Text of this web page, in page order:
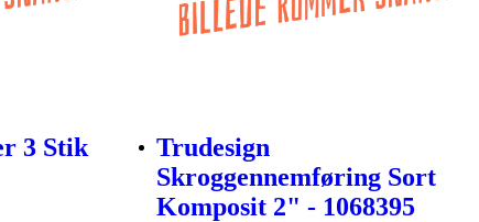
3 Stik
Trudesign
Skroggennemføring Sort
Komposit 2" - 1068395